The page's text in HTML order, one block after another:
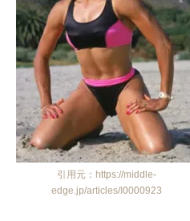
引用元：https://middle-
edge.jp/articles/I0000923